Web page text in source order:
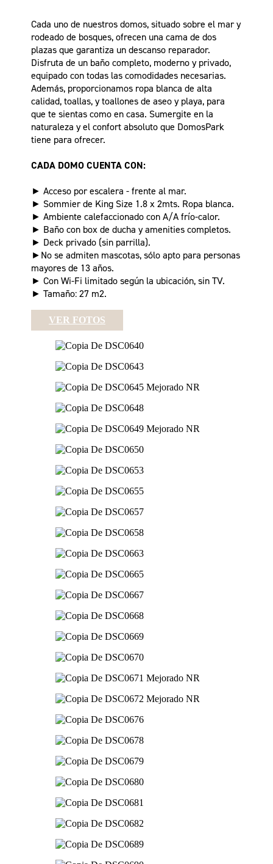
Cada uno de nuestros domos, situado sobre el mar y
rodeado de bosques, ofrecen una cama de dos
plazas que garantiza un descanso reparador.
Disfruta de un baño completo, moderno y privado,
equipado con todas las comodidades necesarias.
Además, proporcionamos ropa blanca de alta
calidad, toallas, y toallones de aseo y playa, para
que te sientas como en casa. Sumergite en la
naturaleza y el confort absoluto que DomosPark
tiene para ofrecer.
CADA DOMO CUENTA CON:
► Acceso por escalera - frente al mar.
► Sommier de King Size 1.8 x 2mts. Ropa blanca.
► Ambiente calefaccionado con A/A frío-calor.
► Baño con box de ducha y amenities completos.
► Deck privado (sin parrilla).
►No se admiten mascotas, sólo apto para personas
mayores de 13 años.
► Con Wi-Fi limitado según la ubicación, sin TV.
► Tamaño: 27 m2.
VER FOTOS